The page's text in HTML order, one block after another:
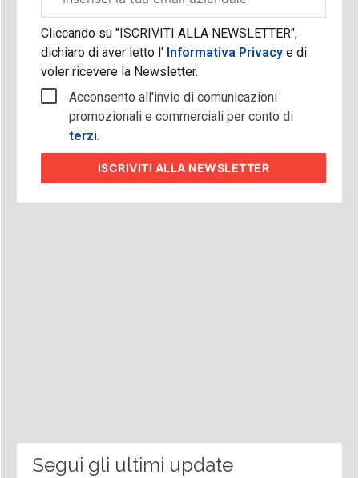
aziendale
Cliccando su "ISCRIVITI ALLA NEWSLETTER",
dichiaro di aver letto l'Informativa Privacy e di
voler ricevere la Newsletter.
Acconsento all'invio di comunicazioni
promozionali e commerciali per conto di
terzi.
ISCRIVITI ALLA NEWSLETTER
Segui gli ultimi update